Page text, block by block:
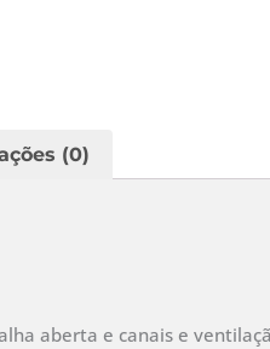
(0)
aberta e canais e